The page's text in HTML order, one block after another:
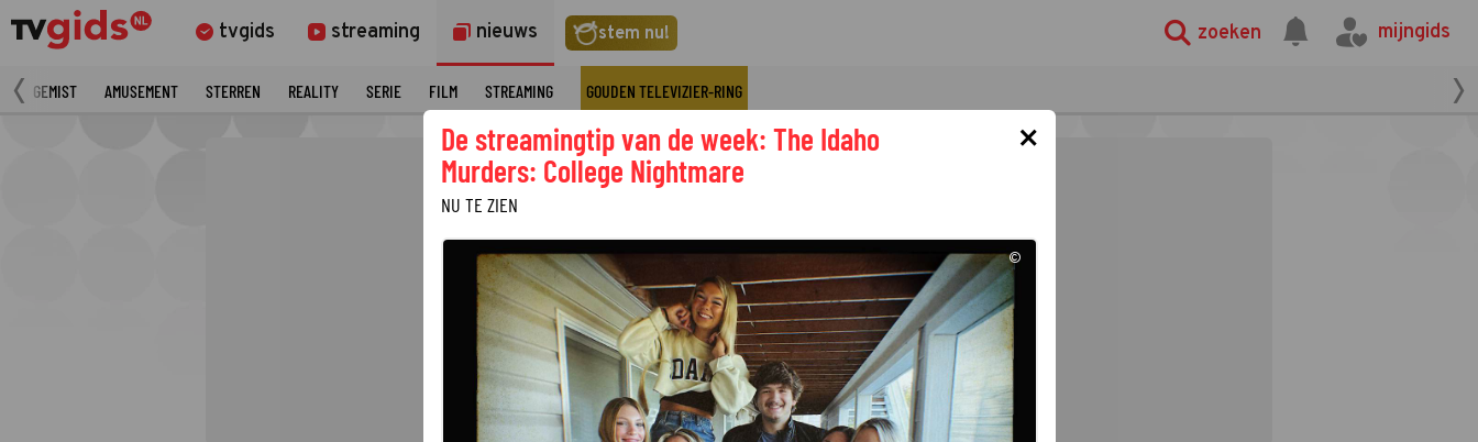
tvgids streaming nieuws stem nu! zoeken mijngids
GEMIST AMUSEMENT STERREN REALITY SERIE FILM STREAMING GOUDEN TELEVIZIER-RING
×
De streamingtip van de week: The Idaho
Murders: College Nightmare
NU TE ZIEN
©